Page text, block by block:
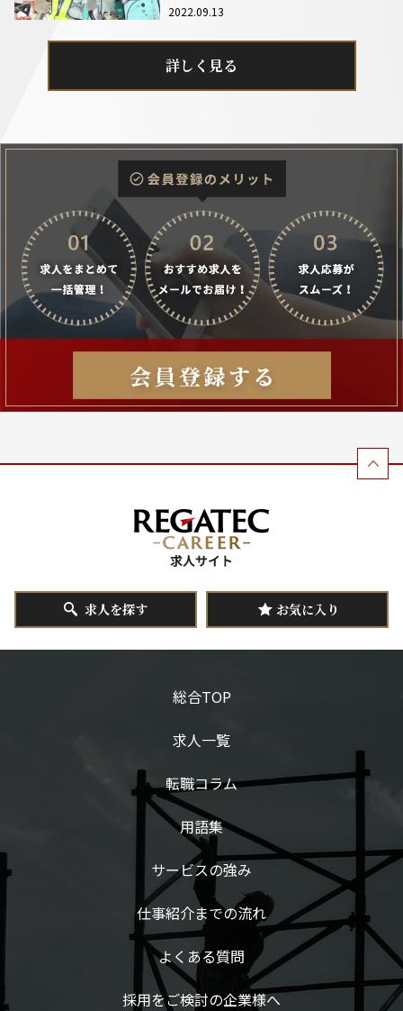
2022.09.13
詳しく見る
求人を探す お気に入り
総合TOP
求人一覧
転職コラム
用語集
サービスの強み
仕事紹介までの流れ
よくある質問
採用をご検討の企業様へ